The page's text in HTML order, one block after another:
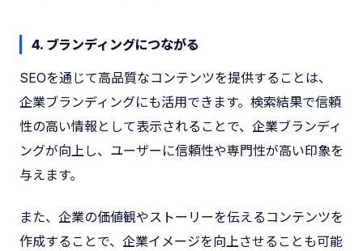
4. ブランディングにつながる
SEOを通じて高品質なコンテンツを提供することは、
企業ブランディングにも活用できます。検索結果で信頼
性の高い情報として表示されることで、企業ブランディ
ングが向上し、ユーザーに信頼性や専門性が高い印象を
与えます。
また、企業の価値観やストーリーを伝えるコンテンツを
作成することで、企業イメージを向上させることも可能